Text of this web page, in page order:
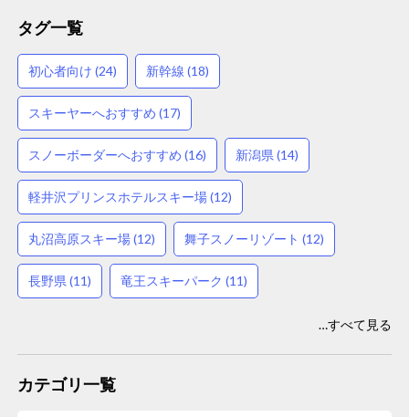
タグ一覧
初心者向け (24) 新幹線 (18)
スキーヤーへおすすめ (17)
スノーボーダーへおすすめ (16) 新潟県 (14)
軽井沢プリンスホテルスキー場 (12)
丸沼高原スキー場 (12) 舞子スノーリゾート (12)
長野県 (11) 竜王スキーパーク (11)
…すべて見る
カテゴリ一覧